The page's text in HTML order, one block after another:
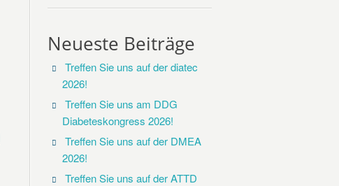
Neueste Beiträge
Treffen Sie uns auf der diatec
2026!
Treffen Sie uns am DDG
Diabeteskongress 2026!
Treffen Sie uns auf der DMEA
2026!
Treffen Sie uns auf der ATTD